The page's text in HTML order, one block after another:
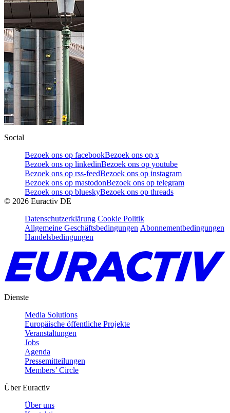
Social
Bezoek ons op facebookBezoek ons op x
Bezoek ons op linkedinBezoek ons op youtube
Bezoek ons op rss-feedBezoek ons op instagram
Bezoek ons op mastodonBezoek ons op telegram
Bezoek ons op blueskyBezoek ons op threads
© 2026 Euractiv DE
Datenschutzerklärung Cookie Politik
Allgemeine Geschäftsbedingungen Abonnementbedingungen
Handelsbedingungen
Dienste
Media Solutions
Europäische öffentliche Projekte
Veranstaltungen
Jobs
Agenda
Pressemitteilungen
Members’ Circle
Über Euractiv
Über uns